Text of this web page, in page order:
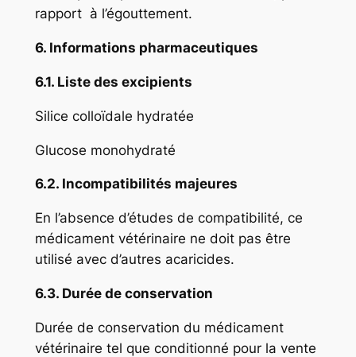
rapport à l’égouttement.
6. Informations pharmaceutiques
6.1. Liste des excipients
Silice colloïdale hydratée
Glucose monohydraté
6.2. Incompatibilités majeures
En l’absence d’études de compatibilité, ce
médicament vétérinaire ne doit pas être
utilisé avec d’autres acaricides.
6.3. Durée de conservation
Durée de conservation du médicament
vétérinaire tel que conditionné pour la vente